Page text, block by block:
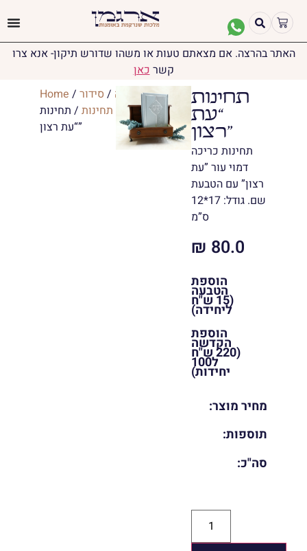
האתר בהרצה. אם מצאתם טעות או משהו שדורש תיקון- אנא צרו
קשרכאן
Home / יודאיקה / סידור
ותהילים
תחינות/ תחינות
“עת רצון”
תחינות
“עת
רצון”
תחינות כריכה
דמוי עור ”עת
רצון” עם הטבעת
שם. גודל: 17*12
ס”מ
₪ 80.0
הוספת
הטבעה
(15 ש"ח
ליחידה)
הוספת
הקדשה
(220 ש"ח
ל100
יחידות)
מחיר מוצר:
תוספות:
סה"כ: